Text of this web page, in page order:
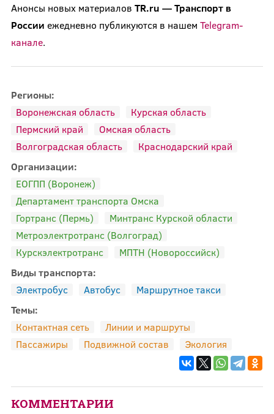
Анонсы новых материалов TR.ru — Транспорт в
России ежедневно публикуются в нашем Telegram-
канале.
Регионы:
Воронежская область
Курская область
Пермский край
Омская область
Волгоградская область
Краснодарский край
Организации:
ЕОГПП (Воронеж)
Департамент транспорта Омска
Гортранс (Пермь)
Минтранс Курской области
Метроэлектротранс (Волгоград)
Курскэлектротранс
МПТН (Новороссийск)
Виды транспорта:
Электробус
Автобус
Маршрутное такси
Темы:
Контактная сеть
Линии и маршруты
Пассажиры
Подвижной состав Экология
КОММЕНТАРИИ